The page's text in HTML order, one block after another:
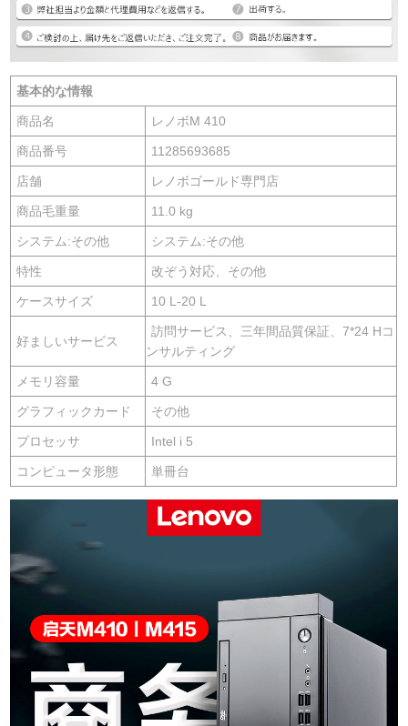
基本的な情報
商品名 レノボM 410
商品番号 11285693685
店舗 レノボゴールド専門店
商品毛重量 11.0 kg
システム:その他 システム:その他
特性 改ぞう対応、その他
ケースサイズ 10 L-20 L
好ましいサービス
訪問サービス、三年間品質保証、7*24 Hコ
ンサルティング
メモリ容量 4 G
グラフィックカード その他
プロセッサ Intel i 5
コンピュータ形態 単冊台